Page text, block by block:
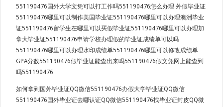
551190476国外大学文凭可以打工作吗551190476怎么办理 外假毕业证
551190476哪里可以制作美国毕业证551190476哪里可以办理澳洲毕业
证551190476留学生在哪里可以买假毕业证551190476哪里可以办理加
拿大毕业证551190476申请学校办理假的毕业证成绩单可以吗
551190476哪里可以办理水印成绩单551190476哪里可以修改成绩单
GPA分数551190476假毕业证能查出来吗551190476假文凭网上能查到
吗551190476
如何拿到国外毕业证QQ微信551190476办假大学毕业证QQ微信
551190476国外毕业证去哪认证QQ微信551190476找毕业证封皮QQ微